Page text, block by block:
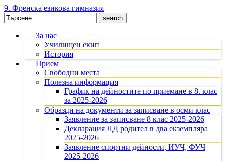
9. Френска езикова гимназия
Search
for:
За нас
Училищен екип
История
Прием
Свободни места
Полезна информация
График на дейностите по приемане в 8. клас
за 2025-2026
Образци на документи за записване в осми клас
Заявление за записване 8 клас 2025-2026
Декларация ЛД родител в два екземпляра
2025-2026
Заявление спортни дейности, ИУЧ, ФУЧ
2025-2026